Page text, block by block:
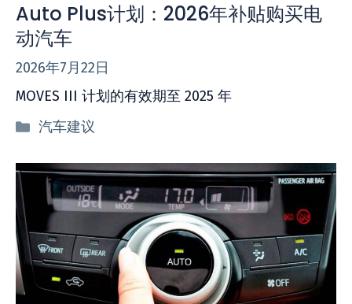
Auto Plus计划：2026年补贴购买电
动汽车
2026年7月22日
MOVES III 计划的有效期至 2025 年
分
汽车建议